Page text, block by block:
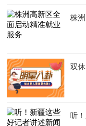
株
双
听